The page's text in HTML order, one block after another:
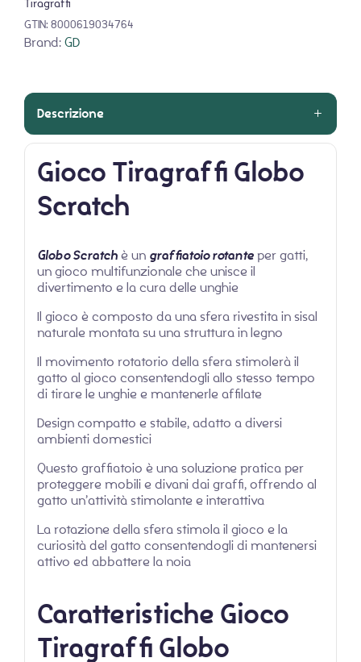
Tiragraffi
GTIN: 8000619034764
Brand:GD
Descrizione
Gioco Tiragraffi Globo
Scratch
Globo Scratchè un graffiatoio rotanteper gatti,
un gioco multifunzionale che unisce il
divertimento e la cura delle unghie
Il gioco è composto da una sfera rivestita in sisal
naturale montata su una struttura in legno
Il movimento rotatorio della sfera stimolerà il
gatto al gioco consentendogli allo stesso tempo
di tirare le unghie e mantenerle affilate
Design compatto e stabile, adatto a diversi
ambienti domestici
Questo graffiatoio è una soluzione pratica per
proteggere mobili e divani dai graffi, offrendo al
gatto un’attività stimolante e interattiva
La rotazione della sfera stimola il gioco e la
curiosità del gatto consentendogli di mantenersi
attivo ed abbattere la noia
Caratteristiche Gioco
Tiragraffi Globo